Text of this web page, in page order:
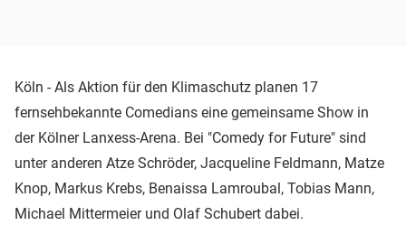
Köln - Als Aktion für den Klimaschutz planen 17
fernsehbekannte Comedians eine gemeinsame Show in
der Kölner Lanxess-Arena. Bei "Comedy for Future" sind
unter anderen Atze Schröder, Jacqueline Feldmann, Matze
Knop, Markus Krebs, Benaissa Lamroubal, Tobias Mann,
Michael Mittermeier und Olaf Schubert dabei.